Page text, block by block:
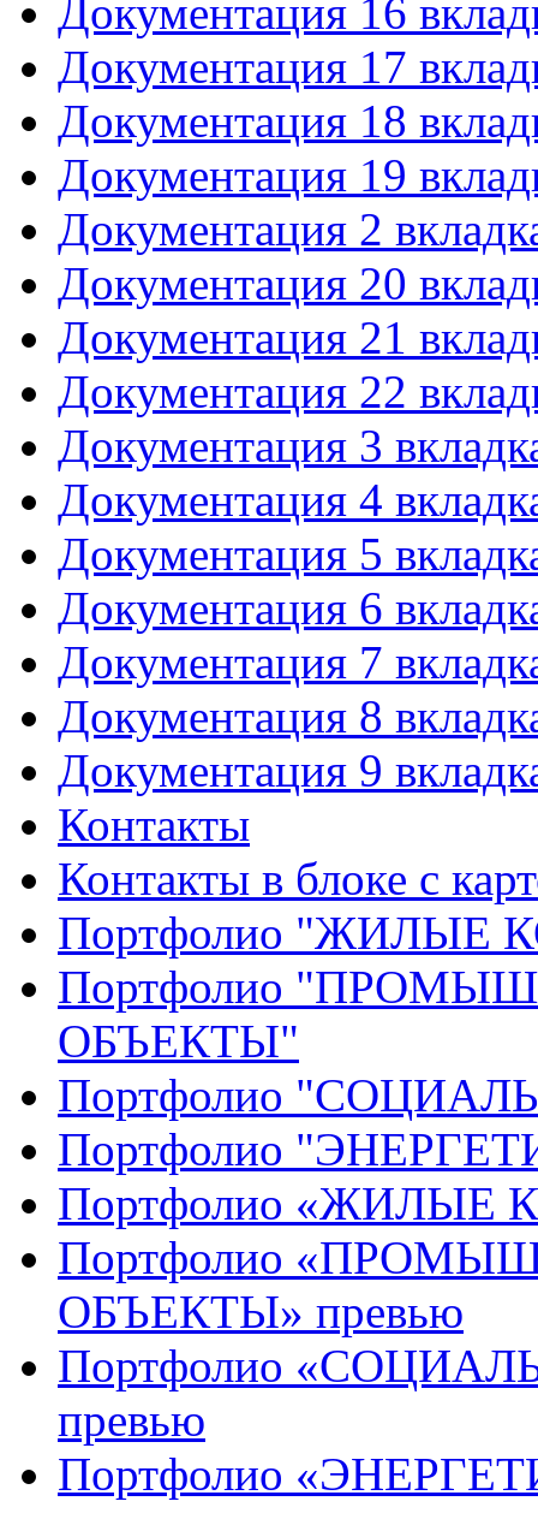
Документация 16
Документация 17
Документация 18
Документация 19
Документация 2
Документация 20
Документация 21
Документация 22
Документация 3
Документация 4
Документация 5
Документация 6
Документация 7
Документация 8
Документация 9
Контакты
Контакты в блоке с
Портфолио "ЖИЛЫЕ
Портфолио
ОБЪЕКТЫ"
Портфолио
Портфолио
Портфолио «ЖИЛЫЕ
Портфолио
ОБЪЕКТЫ» превью
Портфолио
превью
Портфолио